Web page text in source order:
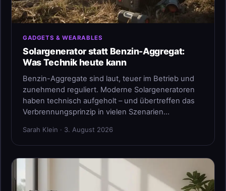
GADGETS & WEARABLES
Solargenerator statt Benzin-Aggregat:
Was Technik heute kann
Benzin-Aggregate sind laut, teuer im Betrieb und
zunehmend reguliert. Moderne Solargeneratoren
haben technisch aufgeholt – und übertreffen das
Verbrennungsprinzip in vielen Szenarien…
Sarah Klein · 3. August 2026